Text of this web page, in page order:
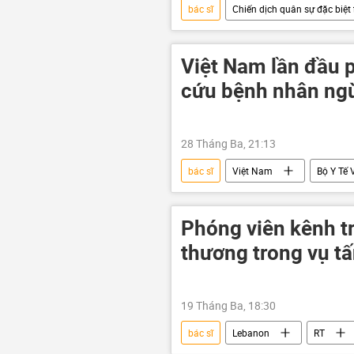
bác sĩ Chiến dịch quân sự đặc biệt
Cuộc khủng hoảng ở Ukraina
máy bay không người lái
Việt Nam lần đầu
cứu bệnh nhân
28 Tháng Ba, 21:13
bác sĩ Việt Nam Bộ Y Tế
trái tim
y tế bệnh
Phóng viên kênh
thương trong vụ
19 Tháng Ba, 18:30
bác sĩ Lebanon RT